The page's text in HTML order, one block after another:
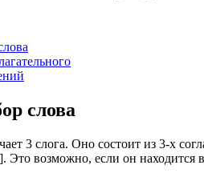
слова
3 слога. Оно состоит из 3-х
Это возможно, если он находится